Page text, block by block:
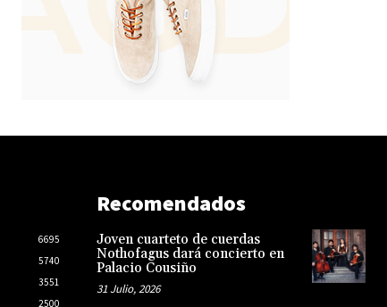
6695
5740
3551
2500
Recomendados
Joven cuarteto de cuerdas
Nothofagus dará concierto en
Palacio Cousiño
31 Julio, 2026